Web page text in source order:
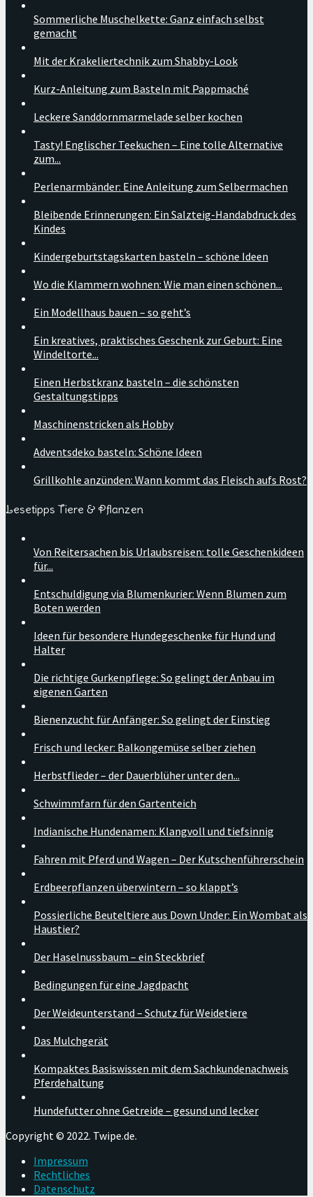
Sommerliche Muschelkette: Ganz einfach selbst
gemacht
Mit der Krakeliertechnik zum Shabby-Look
Kurz-Anleitung zum Basteln mit Pappmaché
Leckere Sanddornmarmelade selber kochen
Tasty! Englischer Teekuchen – Eine tolle Alternative
zum...
Perlenarmbänder: Eine Anleitung zum Selbermachen
Bleibende Erinnerungen: Ein Salzteig-Handabdruck des
Kindes
Kindergeburtstagskarten basteln – schöne Ideen
Wo die Klammern wohnen: Wie man einen schönen...
Ein Modellhaus bauen – so geht’s
Ein kreatives, praktisches Geschenk zur Geburt: Eine
Windeltorte...
Einen Herbstkranz basteln – die schönsten
Gestaltungstipps
Maschinenstricken als Hobby
Adventsdeko basteln: Schöne Ideen
Grillkohle anzünden: Wann kommt das Fleisch aufs Rost?
Lesetipps Tiere & Pflanzen
Von Reitersachen bis Urlaubsreisen: tolle Geschenkideen
für...
Entschuldigung via Blumenkurier: Wenn Blumen zum
Boten werden
Ideen für besondere Hundegeschenke für Hund und
Halter
Die richtige Gurkenpflege: So gelingt der Anbau im
eigenen Garten
Bienenzucht für Anfänger: So gelingt der Einstieg
Frisch und lecker: Balkongemüse selber ziehen
Herbstflieder – der Dauerblüher unter den...
Schwimmfarn für den Gartenteich
Indianische Hundenamen: Klangvoll und tiefsinnig
Fahren mit Pferd und Wagen – Der Kutschenführerschein
Erdbeerpflanzen überwintern – so klappt’s
Possierliche Beuteltiere aus Down Under: Ein Wombat als
Haustier?
Der Haselnussbaum – ein Steckbrief
Bedingungen für eine Jagdpacht
Der Weideunterstand – Schutz für Weidetiere
Das Mulchgerät
Kompaktes Basiswissen mit dem Sachkundenachweis
Pferdehaltung
Hundefutter ohne Getreide – gesund und lecker
Copyright © 2022. Twipe.de.
Impressum
Rechtliches
Datenschutz